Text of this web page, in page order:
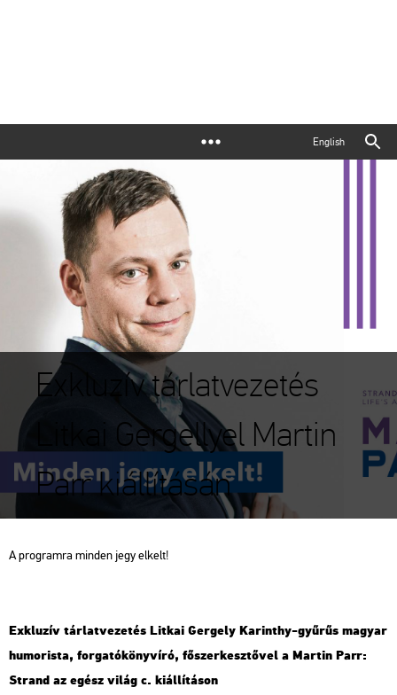
English
Exkluzív tárlatvezetés
Litkai Gergellyel Martin
Parr kiállításán
A prog­ram­ra min­den jegy el­kelt!
Exk­lu­zív tár­lat­ve­ze­tés Lit­kai Ger­gely Ka­rin­thy-gyű­rűs ma­gyar
hu­mo­ris­ta, for­ga­tó­könyv­író, fő­szer­kesz­tő­vel a Mar­tin Parr:
Strand az egész világ c. ki­ál­lí­tá­son